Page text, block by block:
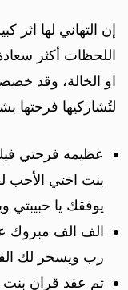
إن التهاني لها اثر
اللحظات أكثر
او الخالة، وقد
لتُشاركيها فرحتها
عظيمه فرحتي
بنت اختي الأحب
يوفقك يا حبيبتي
الف الف مبروك
رب ويسخر لك
تم عقد قران